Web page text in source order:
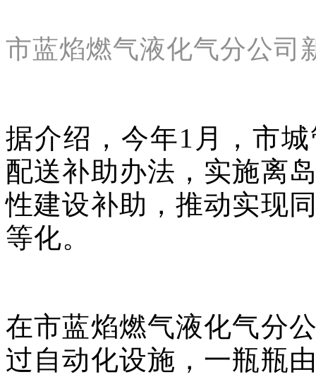
市蓝焰燃气液化气分公司
据介绍，今年1月，市
配送补助办法，实施离
性建设补助，推动实现
等化。
在市蓝焰燃气液化气分
过自动化设施，一瓶瓶